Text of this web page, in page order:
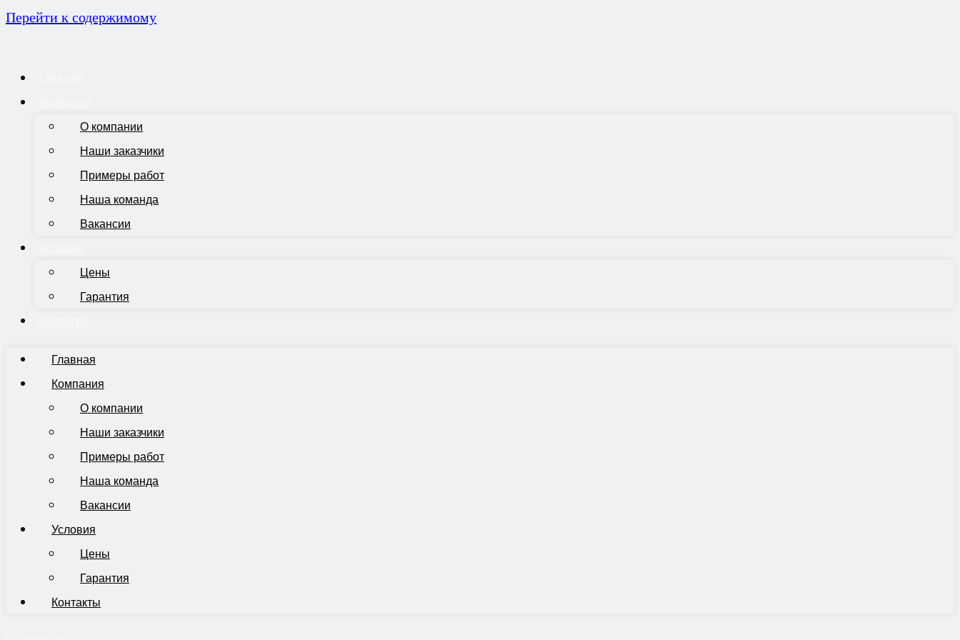
Перейти к содержимому
О компании
Наши заказчики
Примеры работ
Наша команда
Вакансии
Цены
Гарантия
Главная
Компания
О компании
Наши заказчики
Примеры работ
Наша команда
Вакансии
Условия
Цены
Гарантия
Контакты